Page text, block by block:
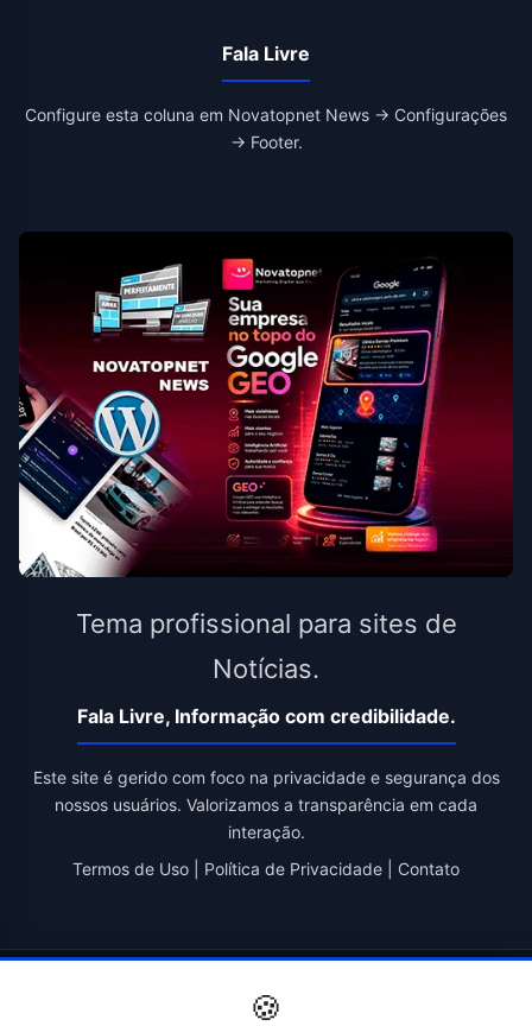
Fala Livre
Configure esta coluna em Novatopnet News → Configurações
→ Footer.
Tema profissional para sites de
Notícias.
Fala Livre, Informação com credibilidade.
Este site é gerido com foco na privacidade e segurança dos
nossos usuários. Valorizamos a transparência em cada
interação.
Termos de Uso
Política de Privacidade Contato
Novatopnet
🍪